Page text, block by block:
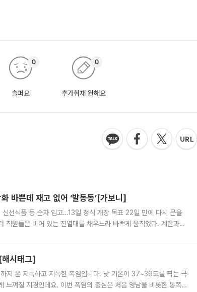
슬퍼요
0
추가취재 원해요
0
바쁜데 재고 없어 ‘발동동’[가보니]
선식품 등 순차 입고…13일 정식 개장 목표 22일 만에 다시 문을
직원들은 비어 있는 진열대를 채우느라 바쁘게 움직였다. 계란과
시태그]
까지 온 지독하고 지독한 폭염입니다. 낮 기온이 37~39도를 찍는 극
느껴질 지경인데요. 이번 폭염의 중심은 처음 영남을 비롯한 동쪽